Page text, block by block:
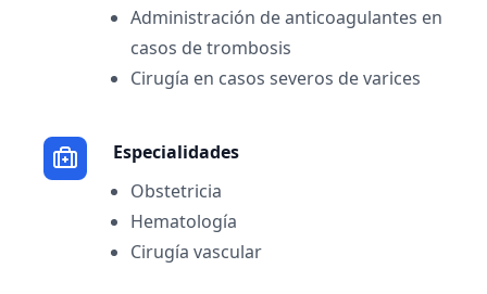
Administración de anticoagulantes en
casos de trombosis
Cirugía en casos severos de varices
Especialidades
Obstetricia
Hematología
Cirugía vascular